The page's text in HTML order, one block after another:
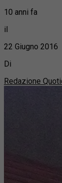
10 anni fa
il
22 Giugno 2016
Di
Redazione